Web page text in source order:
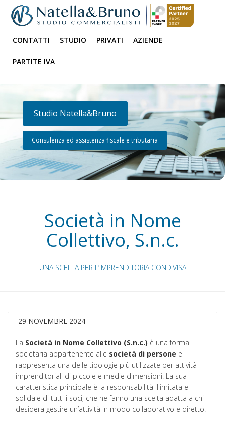
CONTATTI STUDIO PRIVATI AZIENDE
PARTITE IVA
Studio Natella&Bruno
Consulenza ed assistenza fiscale e tributaria
Società in Nome
Collettivo, S.n.c.
UNA SCELTA PER L’IMPRENDITORIA CONDIVISA
29 NOVEMBRE 2024
La Società in Nome Collettivo (S.n.c.) è una forma
societaria appartenente alle società di persone e
rappresenta una delle tipologie più utilizzate per attività
imprenditoriali di piccole e medie dimensioni. La sua
caratteristica principale è la responsabilità illimitata e
solidale di tutti i soci, che ne fanno una scelta adatta a chi
desidera gestire un’attività in modo collaborativo e diretto.